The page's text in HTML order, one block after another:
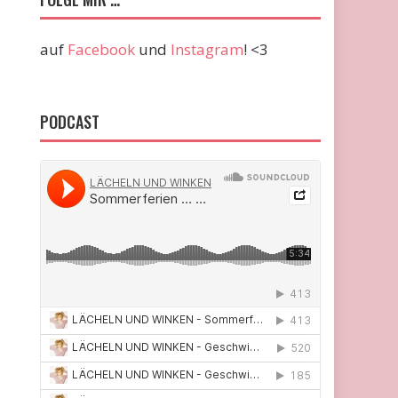
auf Facebook und Instagram! <3
PODCAST